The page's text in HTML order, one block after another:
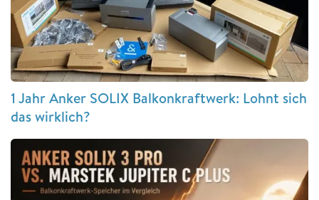
1 Jahr Anker SOLIX Balkonkraftwerk: Lohnt sich
das wirklich?